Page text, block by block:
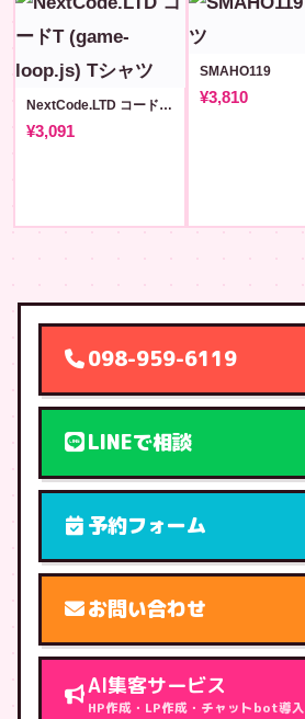
NextCode.LTD コードT (game-loop.js)
¥3,091
SMAHO119
¥3,810
098-959-6119
LINEで相談
予約フォーム
お問い合わせ
AI集客サービス
HP作成・LP作成・チャットbot導入